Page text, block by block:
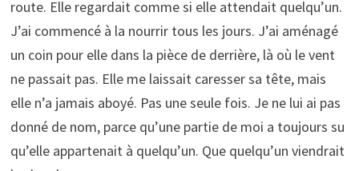
route. Elle regardait comme si elle attendait quelqu’un.
J’ai commencé à la nourrir tous les jours. J’ai aménagé
un coin pour elle dans la pièce de derrière, là où le vent
ne passait pas. Elle me laissait caresser sa tête, mais
elle n’a jamais aboyé. Pas une seule fois. Je ne lui ai pas
donné de nom, parce qu’une partie de moi a toujours su
qu’elle appartenait à quelqu’un. Que quelqu’un viendrait